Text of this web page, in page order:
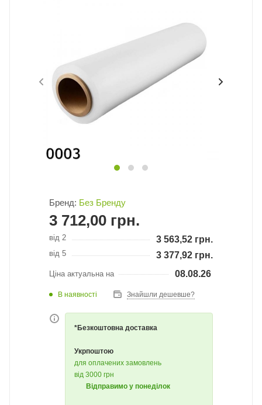
Бренд: Без Бренду
3 712,00 грн.
від 2 3 563,52 грн.
від 5 3 377,92 грн.
Ціна актуальна на 08.08.26
В наявності Знайшли дешевше?
*Безкоштовна доставка
Укрпоштою
для оплачених замовлень
від 3000 грн
Відправимо у понеділок